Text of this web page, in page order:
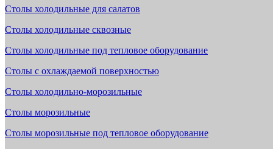
Столы холодильные для салатов
Столы холодильные сквозные
Столы холодильные под тепловое оборудование
Столы с охлаждаемой поверхностью
Столы холодильно-морозильные
Столы морозильные
Столы морозильные под тепловое оборудование